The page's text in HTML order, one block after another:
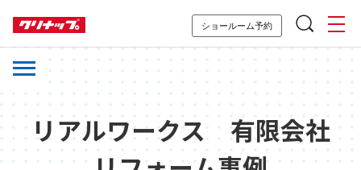
ショールーム予約
リアルワークス 有限会社